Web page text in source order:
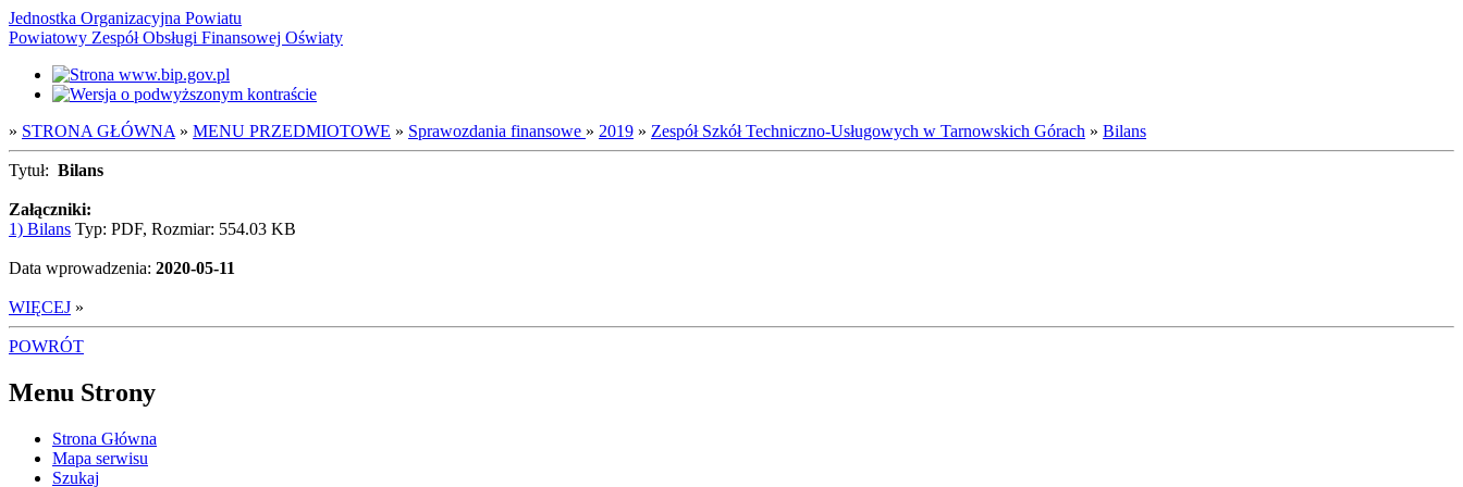
Jednostka Organizacyjna Powiatu
Powiatowy Zespół Obsługi Finansowej Oświaty
» STRONA GŁÓWNA » MENU PRZEDMIOTOWE » Sprawozdania finansowe » 2019 » Zespół Szkół Techniczno-Usługowych w Tarnowskich Górach » Bilans
Tytuł: Bilans
Załączniki:
1) Bilans Typ: PDF, Rozmiar: 554.03 KB
Data wprowadzenia: 2020-05-11
WIĘCEJ »
POWRÓT
Menu Strony
Strona Główna
Mapa serwisu
Szukaj